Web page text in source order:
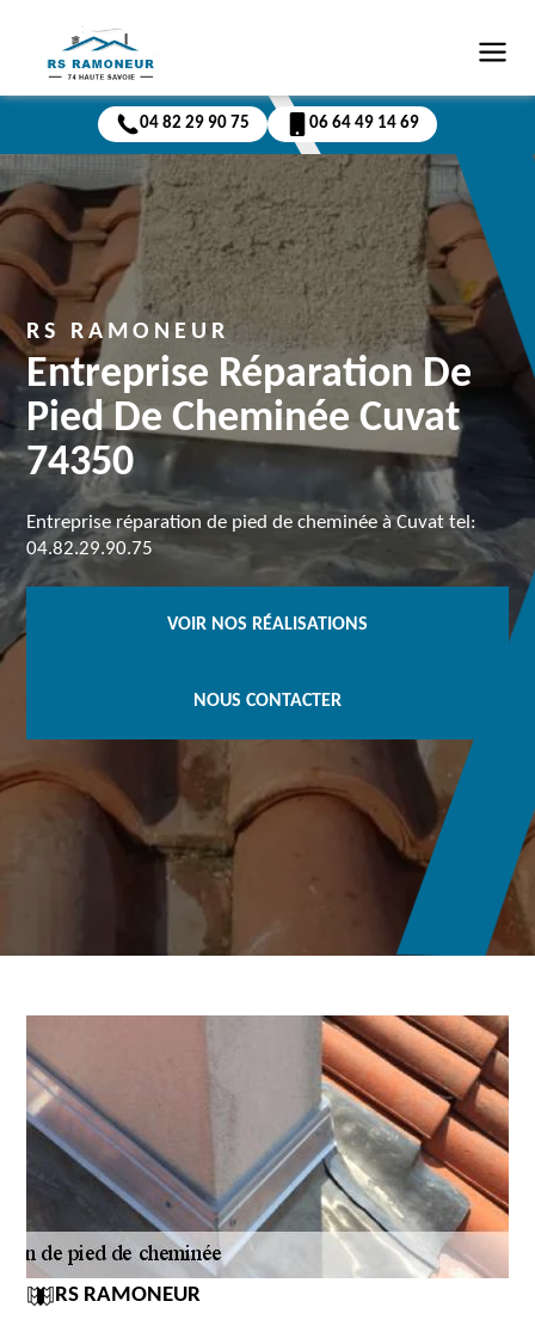
04 82 29 90 75 06 64 49 14 69
RS RAMONEUR
Entreprise Réparation De
Pied De Cheminée Cuvat
74350
Entreprise réparation de pied de cheminée à Cuvat tel:
04.82.29.90.75
VOIR NOS RÉALISATIONS
NOUS CONTACTER
RS RAMONEUR